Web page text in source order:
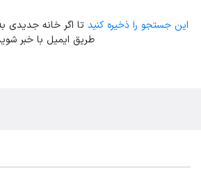
این جستجو را ذخیره کنید تا اگر خانه جدیدی
طریق ایمیل با خبر